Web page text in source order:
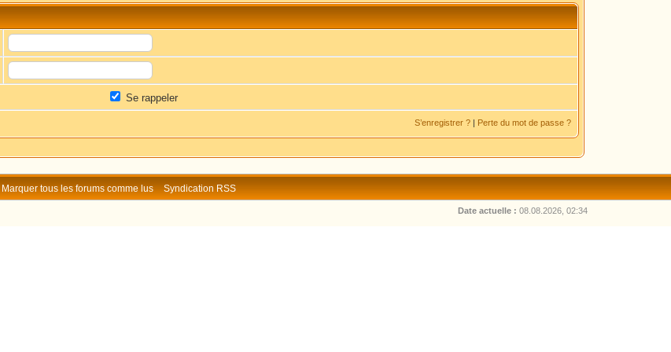
Se rappeler
S’enregistrer ? | Perte du mot de passe ?
Marquer tous les forums comme lus Syndication RSS
Date actuelle : 08.08.2026, 02:34